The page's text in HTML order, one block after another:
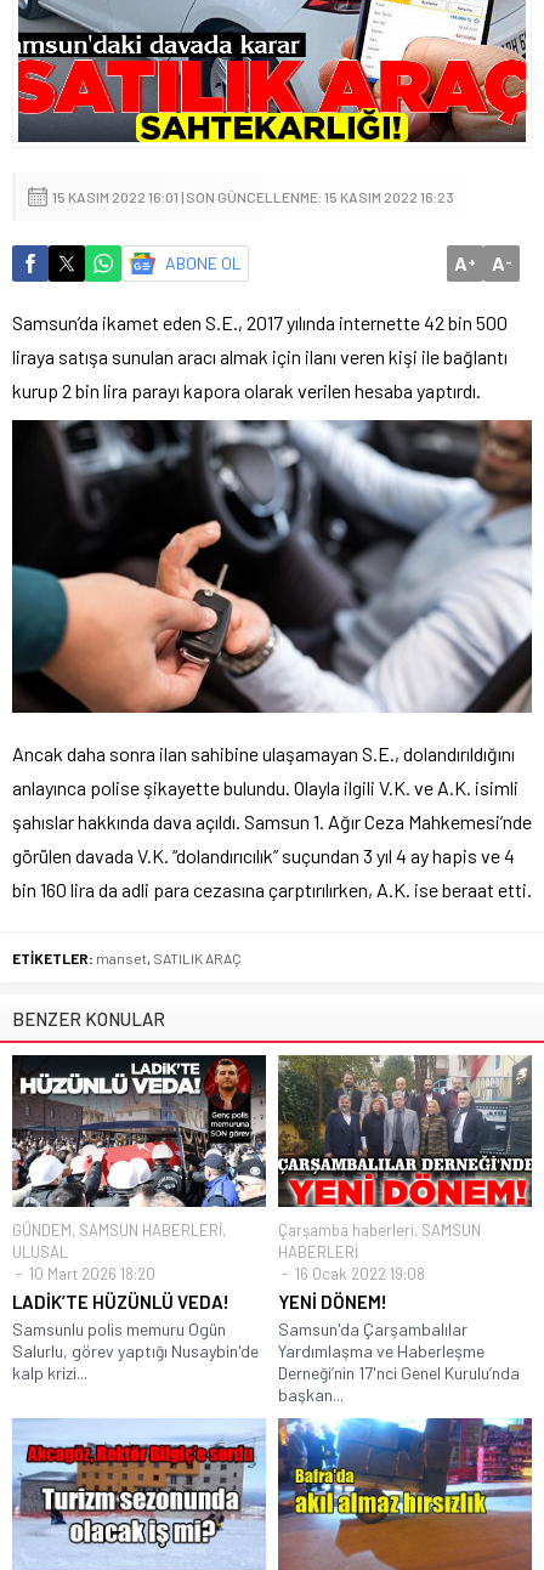
15 KASIM 2022 16:01 | SON GÜNCELLENME: 15 KASIM 2022 16:23
ABONE OL A+ A-
Samsun’da ikamet eden S.E., 2017 yılında internette 42 bin 500
liraya satışa sunulan aracı almak için ilanı veren kişi ile bağlantı
kurup 2 bin lira parayı kapora olarak verilen hesaba yaptırdı.
Ancak daha sonra ilan sahibine ulaşamayan S.E., dolandırıldığını
anlayınca polise şikayette bulundu. Olayla ilgili V.K. ve A.K. isimli
şahıslar hakkında dava açıldı. Samsun 1. Ağır Ceza Mahkemesi’nde
görülen davada V.K. “dolandırıcılık” suçundan 3 yıl 4 ay hapis ve 4
bin 160 lira da adli para cezasına çarptırılırken, A.K. ise beraat etti.
ETİKETLER: manset, SATILIK ARAÇ
BENZER KONULAR
GÜNDEM, SAMSUN HABERLERİ,
ULUSAL
10 Mart 2026 18:20
LADİK’TE HÜZÜNLÜ VEDA!
Samsunlu polis memuru Ogün
Salurlu, görev yaptığı Nusaybin'de
kalp krizi...
Çarşamba haberleri, SAMSUN
HABERLERİ
16 Ocak 2022 19:08
YENİ DÖNEM!
Samsun'da Çarşambalılar
Yardımlaşma ve Haberleşme
Derneği’nin 17'nci Genel Kurulu’nda
başkan...